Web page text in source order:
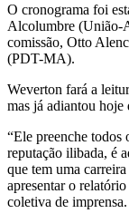
O cronograma foi
Alcolumbre (União-
comissão, Otto
(PDT-MA).
Weverton fará a
mas já adiantou hoje
“Ele preenche todos
reputação ilibada, é
que tem uma
apresentar o
coletiva de imprensa.